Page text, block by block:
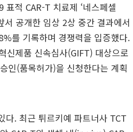
적 CAR-T 치료제 ‘네스페셀
공개한 임상 2상 중간 결과에서
를 기록하며 경쟁력을 입증했다.
신제품 신속심사(GIFT) 대상으로
인(품목허가)을 신청한다는 계획
다. 최근 튀르키예 파트너사 TCT